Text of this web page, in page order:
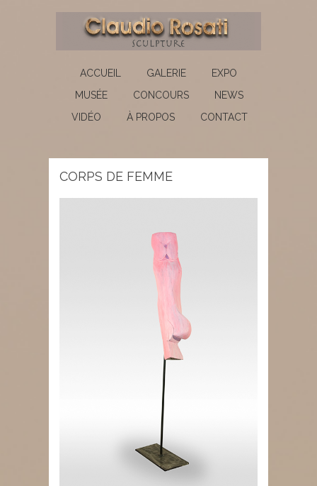
ACCUEIL GALERIE
EXPO
MUSÉE
CONCOURS
NEWS
VIDÉO
À PROPOS CONTACT
CORPS DE FEMME